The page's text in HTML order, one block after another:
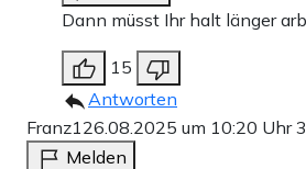
Dann müsst Ihr halt länger
15
Antworten
Franz126.08.2025 um 10:20 Uhr
Melden